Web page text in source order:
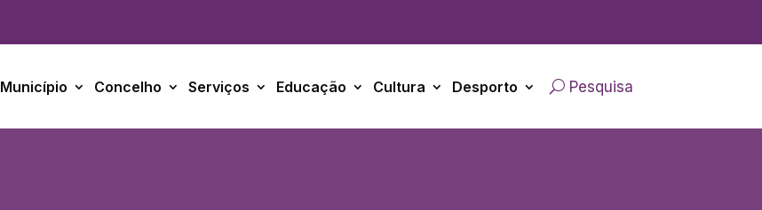
Município Concelho Serviços Educação Cultura Desporto Pesquisa